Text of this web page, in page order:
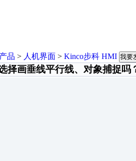
产品 > 人机界面 > Kinco步科 HMI 我要
择画垂线平行线、对象捕捉吗